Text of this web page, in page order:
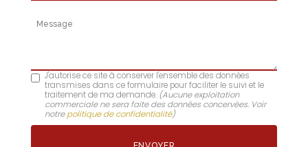
Message
J'autorise ce site à conserver l'ensemble des données
transmises dans ce formulaire pour faciliter le suivi et le
traitement de ma demande. (Aucune exploitation
commerciale ne sera faite des données concervées. Voir
notrepolitique de confidentialité)